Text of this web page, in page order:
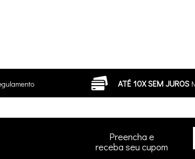
ATÉ 10X SEM JUROS
Preencha e
receba seu cupom